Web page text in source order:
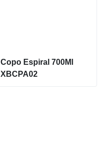
Copo Espiral 700Ml
XBCPA02